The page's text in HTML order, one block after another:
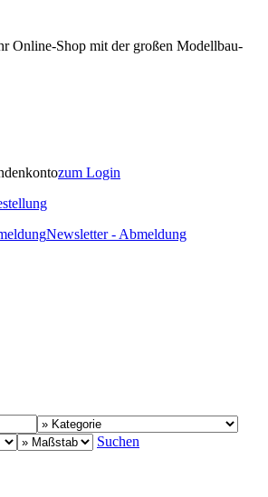
Online-Shop mit der großen Modellbau-
zum Login
Newsletter - Abmeldung
Suchen